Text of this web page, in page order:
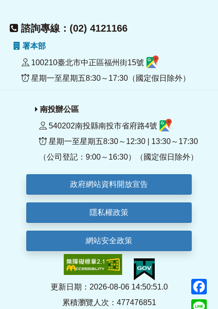
諮詢專線：(02) 4121166
署本部
100210臺北市中正區福州街15號
星期一至星期五8:30～17:30（國定假日除外）
南投辦公區
540202南投縣南投市省府路4號
星期一至星期五8:30～12:30 | 13:30～17:30
（公司登記：9:00～16:30）（國定假日除外）
政府網站資料開放宣告
隱私權政策
網站安全政策
更新日期：2026-08-06 14:50:51.0
累積瀏覽人次：477476851